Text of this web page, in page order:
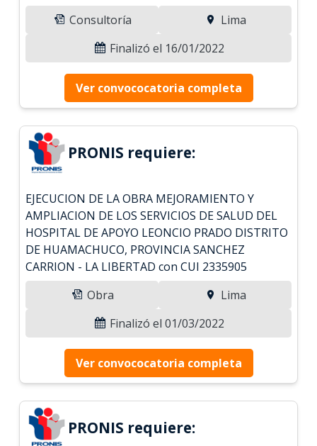
Consultoría
Lima
Finalizó el 16/01/2022
Ver convococatoria completa
PRONIS requiere:
EJECUCION DE LA OBRA MEJORAMIENTO Y
AMPLIACION DE LOS SERVICIOS DE SALUD DEL
HOSPITAL DE APOYO LEONCIO PRADO DISTRITO
DE HUAMACHUCO, PROVINCIA SANCHEZ
CARRION - LA LIBERTAD con CUI 2335905
Obra
Lima
Finalizó el 01/03/2022
Ver convococatoria completa
PRONIS requiere: